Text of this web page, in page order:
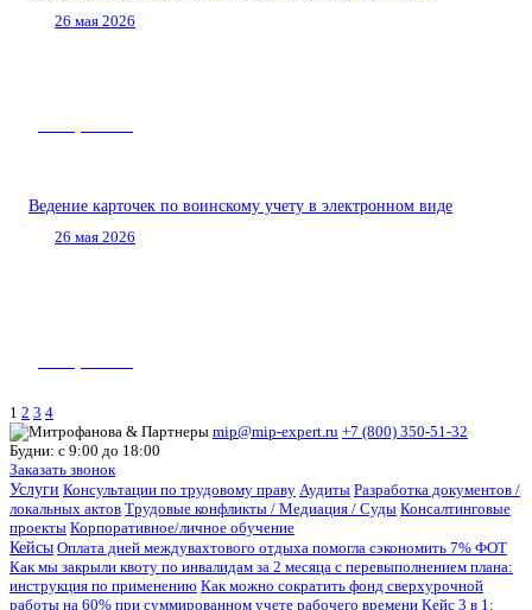
26 мая 2026
Ведение карточек по воинскому учету в электронном виде
26 мая 2026
1 2 3 4
mip@mip-expert.ru +7 (800) 350-51-32
Будни: с 9:00 до 18:00
Заказать звонок
Услуги Консультации по трудовому праву Аудиты Разработка документов /
локальных актов Трудовые конфликты / Медиация / Суды Консалтинговые
проекты Корпоративное/личное обучение
Кейсы Оплата дней междувахтового отдыха помогла сэкономить 7% ФОТ
Как мы закрыли квоту по инвалидам за 2 месяца с перевыполнением плана:
инструкция по применению Как можно сократить фонд сверхурочной
работы на 60% при суммированном учете рабочего времени Кейс 3 в 1: